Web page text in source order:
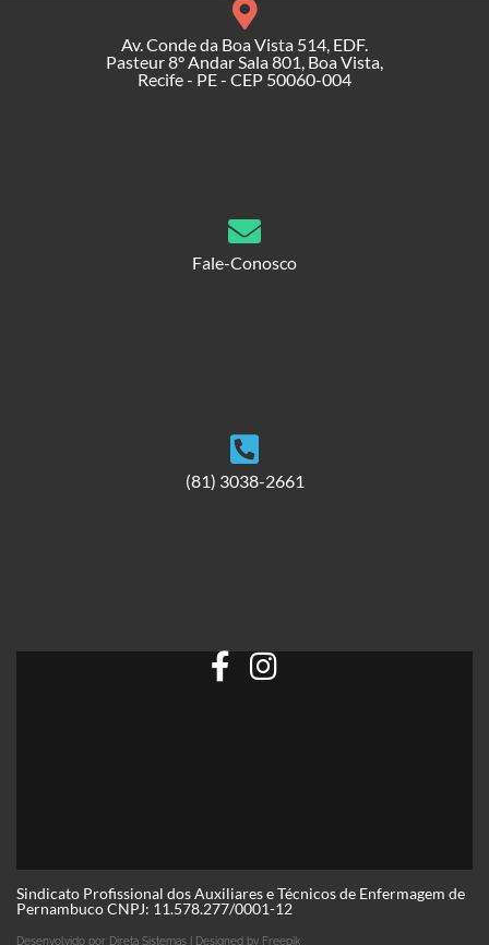
Av. Conde da Boa Vista 514, EDF.
Pasteur 8° Andar Sala 801, Boa Vista,
Recife - PE - CEP 50060-004
Fale-Conosco
(81) 3038-2661
Sindicato Profissional dos Auxiliares e Técnicos de Enfermagem de
Pernambuco CNPJ: 11.578.277/0001-12
Desenvolvido por Direta Sistemas I Designed by Freepik